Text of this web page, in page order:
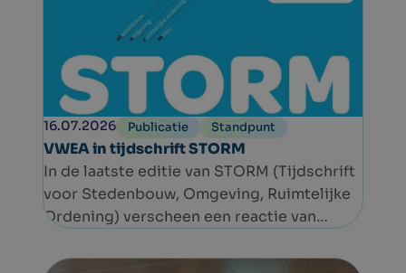
verschillende locaties in Europa. In België
gaat het dit jaar om de tweede editie.
16.07.2026 Publicatie Standpunt
VWEA in tijdschrift STORM
In de laatste editie van STORM (Tijdschrift
voor Stedenbouw, Omgeving, Ruimtelijke
Ordening) verscheen een reactie van
Gemengde Commissie Vergunningen en